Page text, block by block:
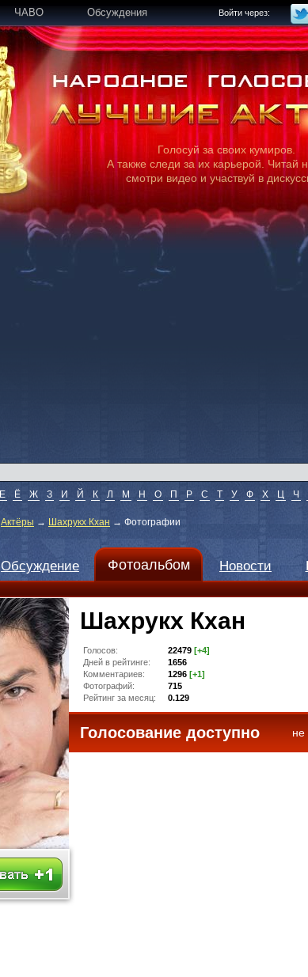
ЧАВО Обсуждения Войти через:
Голосуй за своих кумиров.
А также следи за их карьерой. Читай
смотри видео и участвуй в
Е Ё Ж З И Й К Л М Н О П Р С Т У Ф Х Ц Ч
Актёры → Шахрукх Кхан → Фотографии
Обсуждение Фотоальбом Новости
Шахрукх Кхан
Голосов: 22479 [+4]
Дней в рейтинге:
1656
Комментариев:
1296 [+1]
Фотографий:
715
Рейтинг за месяц:
0.129
Голосование доступно не